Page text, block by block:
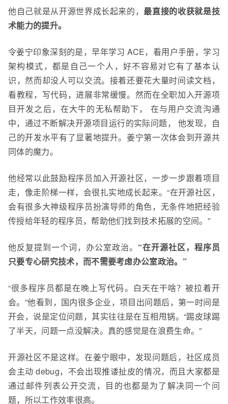
他自己就是从开源世界成长起来的，最直接的收获就是技
术能力的提升。
令姜宁印象深刻的是，早年学习 ACE，看用户手册，学习
架构模式，都是自己一个人，好不容易对它有了基本认
识，然而却没人可以交流。接着还要花大量时间读文档，
看教程，写代码，进展非常缓慢。然而在全职加入开源项
目开发之后， 在大牛的无私帮助下， 在与用户交流沟通
中，通过不断解决开源项目运行的实际问题， 他发现， 自
己的开发水平有了显著地提升。姜宁第一次体会到开源共
同体的魔力。
他经常以此鼓励程序员加入开源社区，一步一步跟着项目
走，像走阶梯一样，会很扎实地成长起来。“在开源社区，
会有很多大神级程序员扮演导师的角色，无条件地把经验
传授给年轻的程序员，帮助他们找到技术拓展的空间。”
他反复提到一个词，办公室政治。 “在开源社区，程序员
只要专心研究技术，而不需要考虑办公室政治。”
“很多程序员都是在晚上写代码。白天在干啥？被拉着开
会。”他看到，国内很多企业，项目出问题后，第一时间是
开会，说是定位问题，其实往往是在互相甩锅。“踢皮球踢
了半天，问题一点没解决。真的感觉是在浪费生命。”
开源社区不是这样。在姜宁眼中，发现问题后，社区成员
会主动 debug，不会出现推诿扯皮的情况，而且大家都是
通过邮件列表公开交流，目的也都是为了解决同一个问
题，所以工作效率很高。